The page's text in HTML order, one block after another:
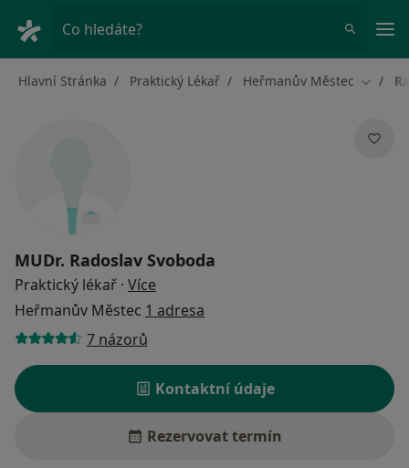
Co hledáte?
Hlavní Stránka Praktický Lékař Heřmanův Městec Změna
MUDr. Radoslav Svoboda
Praktický lékař · Více
Heřmanův Městec 1 adresa
7 názorů
Kontaktní údaje
Rezervovat termín